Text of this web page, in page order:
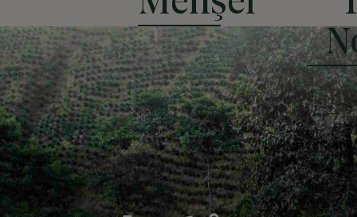
Yumuşak tatlı kakao notaları
BLONDE